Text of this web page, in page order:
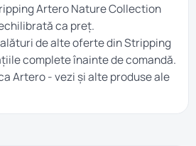
Artero Nature Collection
ca preț.
de alte oferte dinStripping
complete înainte de comandă.
Artero- vezi și alte produse ale